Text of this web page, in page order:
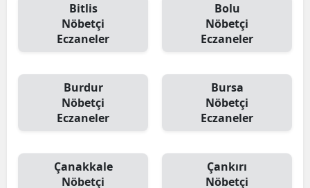
Bitlis
Nöbetçi
Eczaneler
Bolu
Nöbetçi
Eczaneler
Burdur
Nöbetçi
Eczaneler
Bursa
Nöbetçi
Eczaneler
Çanakkale
Nöbetçi
Çankırı
Nöbetçi